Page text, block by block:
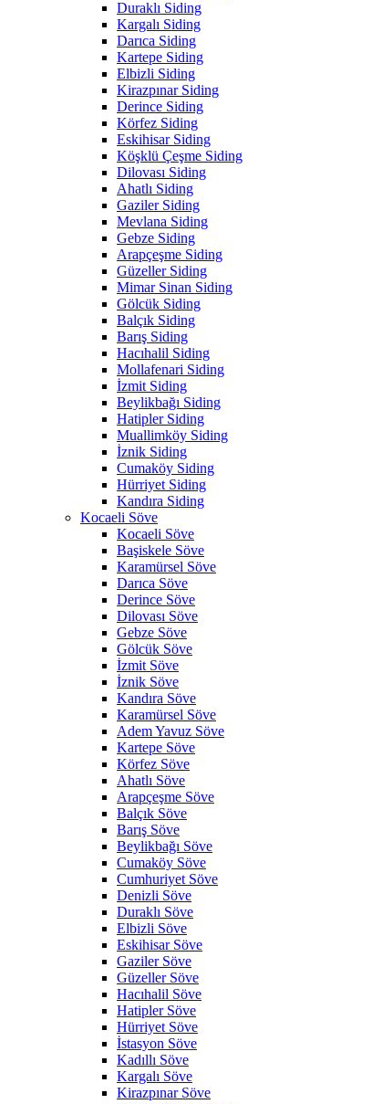
Duraklı Siding
Kargalı Siding
Darıca Siding
Kartepe Siding
Elbizli Siding
Kirazpınar Siding
Derince Siding
Körfez Siding
Eskihisar Siding
Köşklü Çeşme Siding
Dilovası Siding
Ahatlı Siding
Gaziler Siding
Mevlana Siding
Gebze Siding
Arapçeşme Siding
Güzeller Siding
Mimar Sinan Siding
Gölcük Siding
Balçık Siding
Barış Siding
Hacıhalil Siding
Mollafenari Siding
İzmit Siding
Beylikbağı Siding
Hatipler Siding
Muallimköy Siding
İznik Siding
Cumaköy Siding
Hürriyet Siding
Kandıra Siding
Kocaeli Söve
Kocaeli Söve
Başiskele Söve
Karamürsel Söve
Darıca Söve
Derince Söve
Dilovası Söve
Gebze Söve
Gölcük Söve
İzmit Söve
İznik Söve
Kandıra Söve
Karamürsel Söve
Adem Yavuz Söve
Kartepe Söve
Körfez Söve
Ahatlı Söve
Arapçeşme Söve
Balçık Söve
Barış Söve
Beylikbağı Söve
Cumaköy Söve
Cumhuriyet Söve
Denizli Söve
Duraklı Söve
Elbizli Söve
Eskihisar Söve
Gaziler Söve
Güzeller Söve
Hacıhalil Söve
Hatipler Söve
Hürriyet Söve
İstasyon Söve
Kadıllı Söve
Kargalı Söve
Kirazpınar Söve